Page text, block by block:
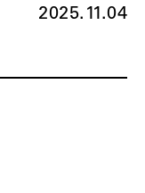
2025.11.04